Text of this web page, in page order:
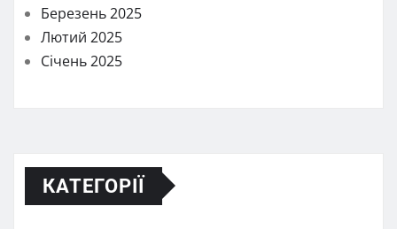
Березень 2025
Лютий 2025
Січень 2025
КАТЕГОРІЇ